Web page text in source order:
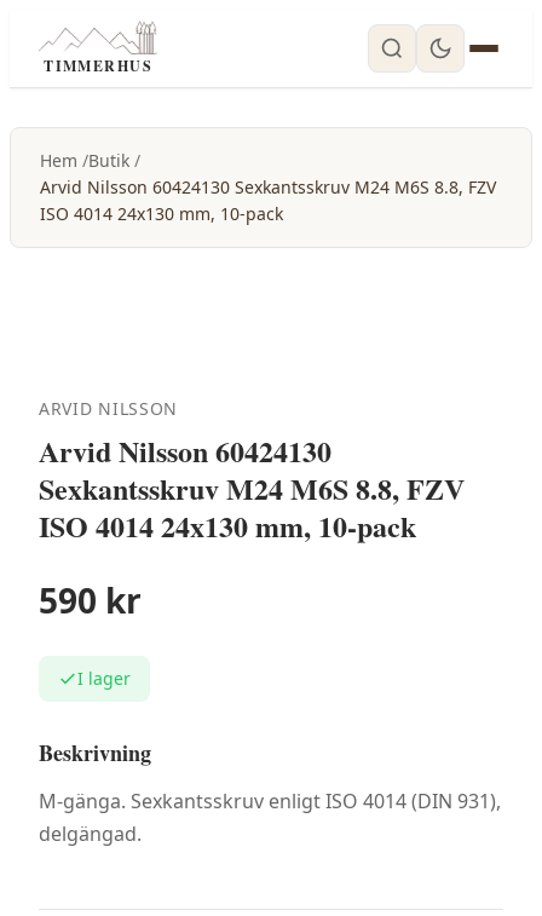
TIMMERHUS
Hem Butik
Arvid Nilsson 60424130 Sexkantsskruv M24 M6S 8.8, FZV
ISO 4014 24x130 mm, 10-pack
ARVID NILSSON
Arvid Nilsson 60424130
Sexkantsskruv M24 M6S 8.8, FZV
ISO 4014 24x130 mm, 10-pack
590 kr
I lager
Beskrivning
M-gänga. Sexkantsskruv enligt ISO 4014 (DIN 931),
delgängad.